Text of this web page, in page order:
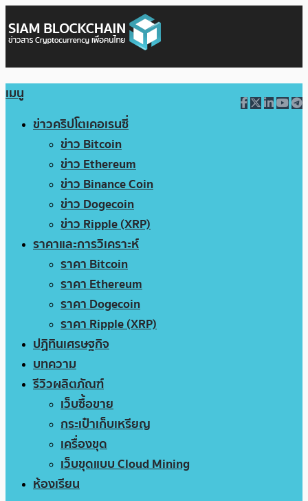
เมนู
ข่าวคริปโตเคอเรนซี่
ข่าว Bitcoin
ข่าว Ethereum
ข่าว Binance Coin
ข่าว Dogecoin
ข่าว Ripple (XRP)
ราคาและการวิเคราะห์
ราคา Bitcoin
ราคา Ethereum
ราคา Dogecoin
ราคา Ripple (XRP)
ปฏิทินเศรษฐกิจ
บทความ
รีวิวผลิตภัณฑ์
เว็บซื้อขาย
กระเป๋าเก็บเหรียญ
เครื่องขุด
เว็บขุดแบบ Cloud Mining
ห้องเรียน